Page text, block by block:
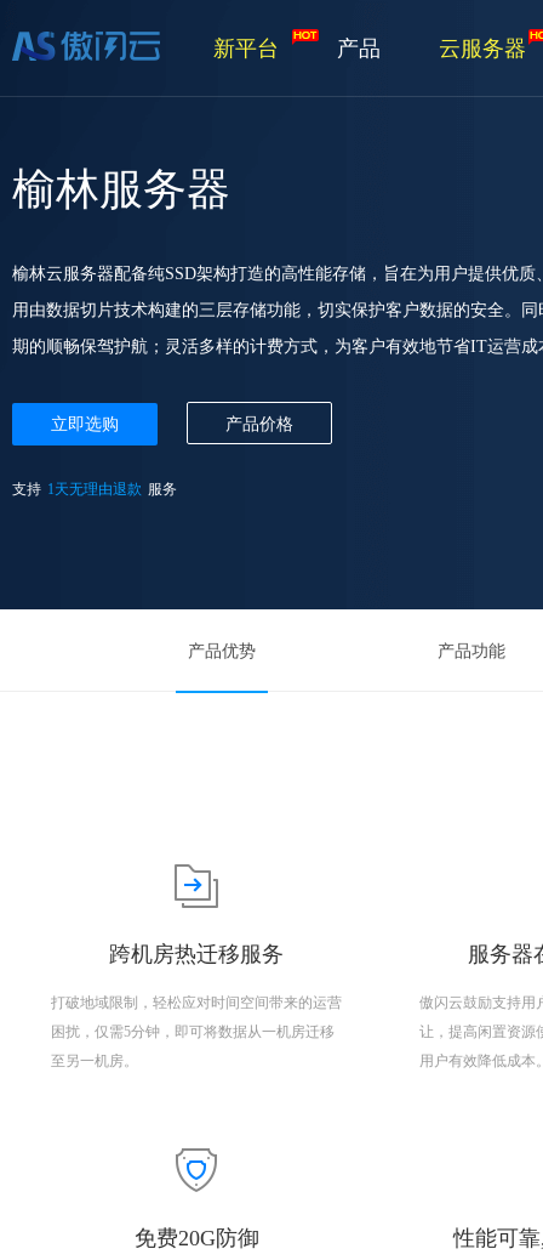
新平台 产品 云服务器
榆林服务器
榆林云服务器配备纯SSD架构打造的高性能存储，旨在为用户提供优
用由数据切片技术构建的三层存储功能，切实保护客户数据的安全。
期的顺畅保驾护航；灵活多样的计费方式，为客户有效地节省IT运营
立即选购 产品价格
支持 1天无理由退款 服务
产品优势 产品功能
跨机房热迁移服务
打破地域限制，轻松应对时间空间带来的运营
困扰，仅需5分钟，即可将数据从一机房迁移
至另一机房。
服务器
傲闪云鼓励支持用
让，提高闲置资源
用户有效降低成本
免费20G防御 性能可